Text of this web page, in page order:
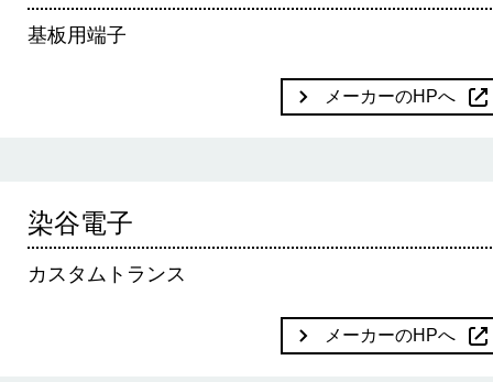
基板用端子
メーカーのHPへ
染谷電子
カスタムトランス
メーカーのHPへ